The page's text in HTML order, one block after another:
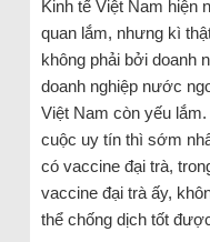
Kinh tế Việt Nam hiện
quan lắm, nhưng kì
không phải bởi doanh
doanh nghiệp nước
Việt Nam còn yếu
cuộc uy tín thì sớm
có vaccine đại trà,
vaccine đại trà ấy,
thể chống dịch tốt